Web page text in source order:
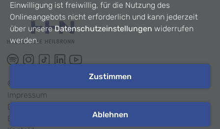
©
Impressum
Datenschutz
Barrierefreiheit
Einwilligung ist freiwillig, für die Nutzung des
Onlineangebots nicht erforderlich und kann jederzeit
über unsereDatenschutzeinstellungen widerrufen
werden.
Zustimmen
Ablehnen